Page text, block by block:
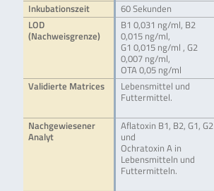
Inkubationszeit
60 Sekunden
LOD
(Nachweisgrenze)
B1 0,031 ng/ml, B2
0,015 ng/ml,
G1 0,015 ng/ml , G2
0,007 ng/ml,
OTA 0,05 ng/ml
Validierte Matrices
Lebensmittel und
Futtermittel.
Nachgewiesener
Analyt
Aflatoxin B1, B2, G1, G2
und
Ochratoxin A in
Lebensmitteln und
Futtermitteln.